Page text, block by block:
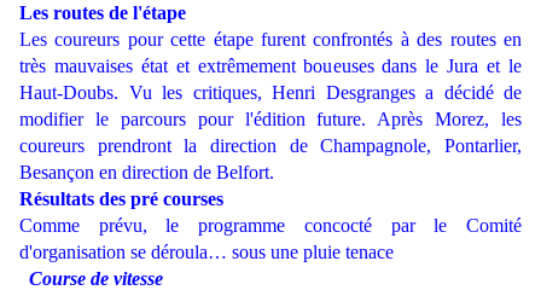
Les routes de l'étape
Les coureurs pour cette étape furent confrontés à des routes en
très mauvaises état et extrêmement boueuses dans le Jura et le
Haut-Doubs. Vu les critiques, Henri Desgranges a décidé de
modifier le parcours pour l'édition future. Après Morez, les
coureurs prendront la direction de Champagnole, Pontarlier,
Besançon en direction de Belfort.
Résultats des pré courses
Comme prévu, le programme concocté par le Comité
d'organisation se déroula… sous une pluie tenace
Course de vitesse